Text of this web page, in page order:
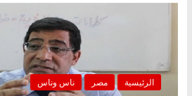
الرئيسية مصر ناس وناس